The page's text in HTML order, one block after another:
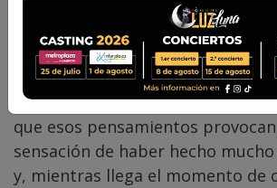
A veces siento que vivo los días
todo es urgente, la carga mental
que esos pensamientos
sensación de haber hecho
y, mientras llega el momento de